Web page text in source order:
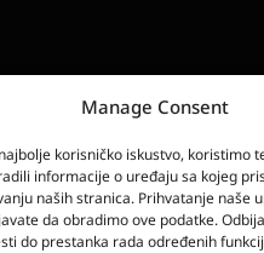
Manage Consent
korisničko iskustvo, koristimo
informacije o uređaju sa kojeg
naših stranica. Prihvatanje naše
da obradimo ove podatke.
do prestanka rada određenih